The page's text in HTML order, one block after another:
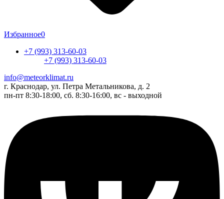
Избранное0
+7 (993) 313-60-03
+7 (993) 313-60-03
info@meteorklimat.ru
г. Краснодар, ул. Петра Метальникова, д. 2
пн-пт 8:30-18:00, сб. 8:30-16:00, вс - выходной